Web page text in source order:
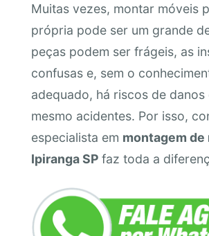
Muitas vezes, montar móveis
própria pode ser um grande
peças podem ser frágeis, as
confusas e, sem o
adequado, há riscos de danos
mesmo acidentes. Por isso,
especialista em montagem de
Ipiranga SPfaz toda a